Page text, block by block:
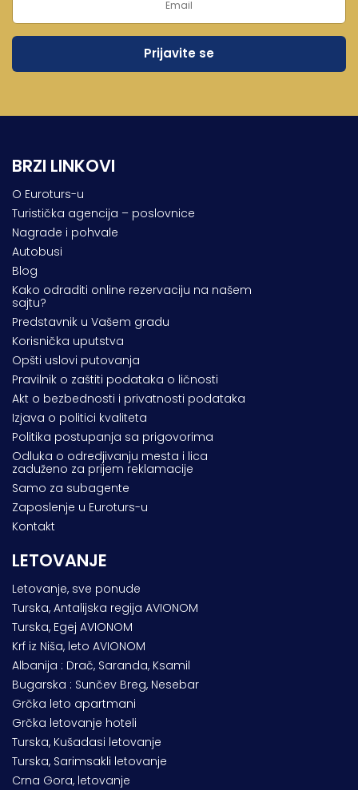
BRZI LINKOVI
O Euroturs-u
Turistička agencija – poslovnice
Nagrade i pohvale
Autobusi
Blog
Kako odraditi online rezervaciju na našem
sajtu?
Predstavnik u Vašem gradu
Korisnička uputstva
Opšti uslovi putovanja
Pravilnik o zaštiti podataka o ličnosti
Akt o bezbednosti i privatnosti podataka
Izjava o politici kvaliteta
Politika postupanja sa prigovorima
Odluka o odredjivanju mesta i lica
zaduženo za prijem reklamacije
Samo za subagente
Zaposlenje u Euroturs-u
Kontakt
LETOVANJE
Letovanje, sve ponude
Turska, Antalijska regija AVIONOM
Turska, Egej AVIONOM
Krf iz Niša, leto AVIONOM
Albanija : Drač, Saranda, Ksamil
Bugarska : Sunčev Breg, Nesebar
Grčka leto apartmani
Grčka letovanje hoteli
Turska, Kušadasi letovanje
Turska, Sarimsakli letovanje
Crna Gora, letovanje
Lukovska Banja
Vrdnik